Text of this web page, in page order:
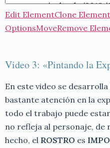
Edit ElementClone Element
OptionsMoveRemove
Video 3: «Pintando la
En este video se desarrolla
bastante atención en la
todo el trabajo puede
no refleja al personaje, de
hecho, el ROSTRO es